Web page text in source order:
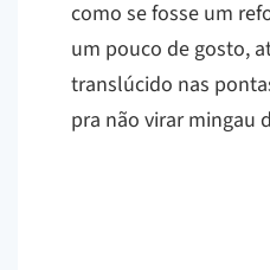
como se fosse um
um pouco de gosto,
translúcido nas
pra não virar mingau